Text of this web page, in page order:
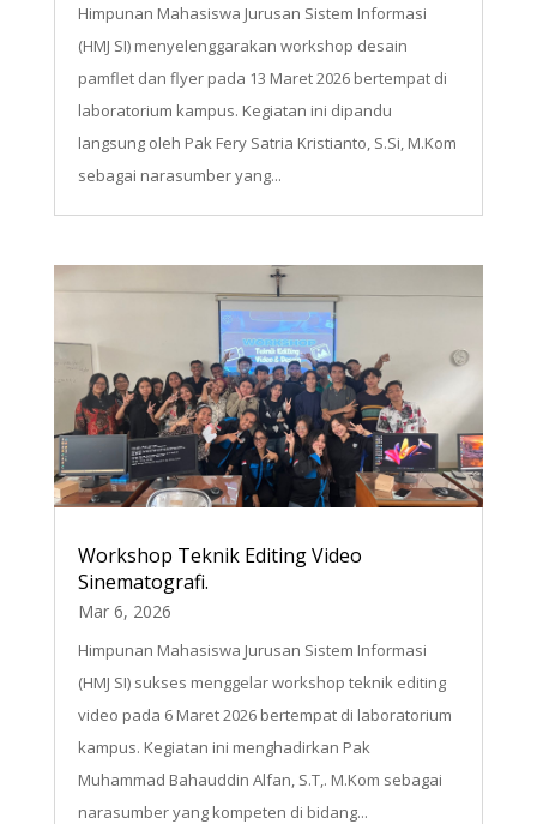
Himpunan Mahasiswa Jurusan Sistem Informasi
(HMJ SI) menyelenggarakan workshop desain
pamflet dan flyer pada 13 Maret 2026 bertempat di
laboratorium kampus. Kegiatan ini dipandu
langsung oleh Pak Fery Satria Kristianto, S.Si, M.Kom
sebagai narasumber yang...
Workshop Teknik Editing Video
Sinematografi.
Mar 6, 2026
Himpunan Mahasiswa Jurusan Sistem Informasi
(HMJ SI) sukses menggelar workshop teknik editing
video pada 6 Maret 2026 bertempat di laboratorium
kampus. Kegiatan ini menghadirkan Pak
Muhammad Bahauddin Alfan, S.T,. M.Kom sebagai
narasumber yang kompeten di bidang...